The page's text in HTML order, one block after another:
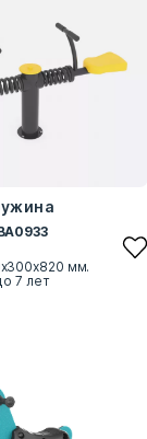
мм.
7 лет